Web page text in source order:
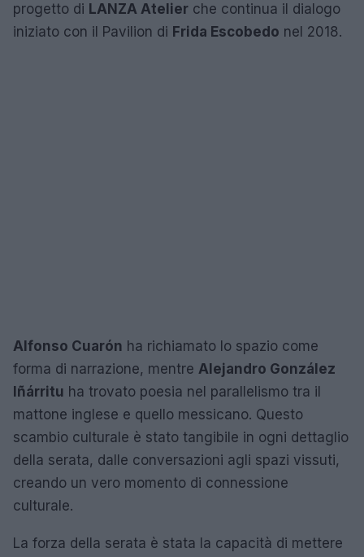
progetto di LANZA Atelier che continua il dialogo
iniziato con il Pavilion di Frida Escobedo nel 2018.
Alfonso Cuarón ha richiamato lo spazio come
forma di narrazione, mentre Alejandro González
Iñárritu ha trovato poesia nel parallelismo tra il
mattone inglese e quello messicano. Questo
scambio culturale è stato tangibile in ogni dettaglio
della serata, dalle conversazioni agli spazi vissuti,
creando un vero momento di connessione
culturale.
La forza della serata è stata la capacità di mettere